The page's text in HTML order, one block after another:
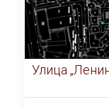
Улица